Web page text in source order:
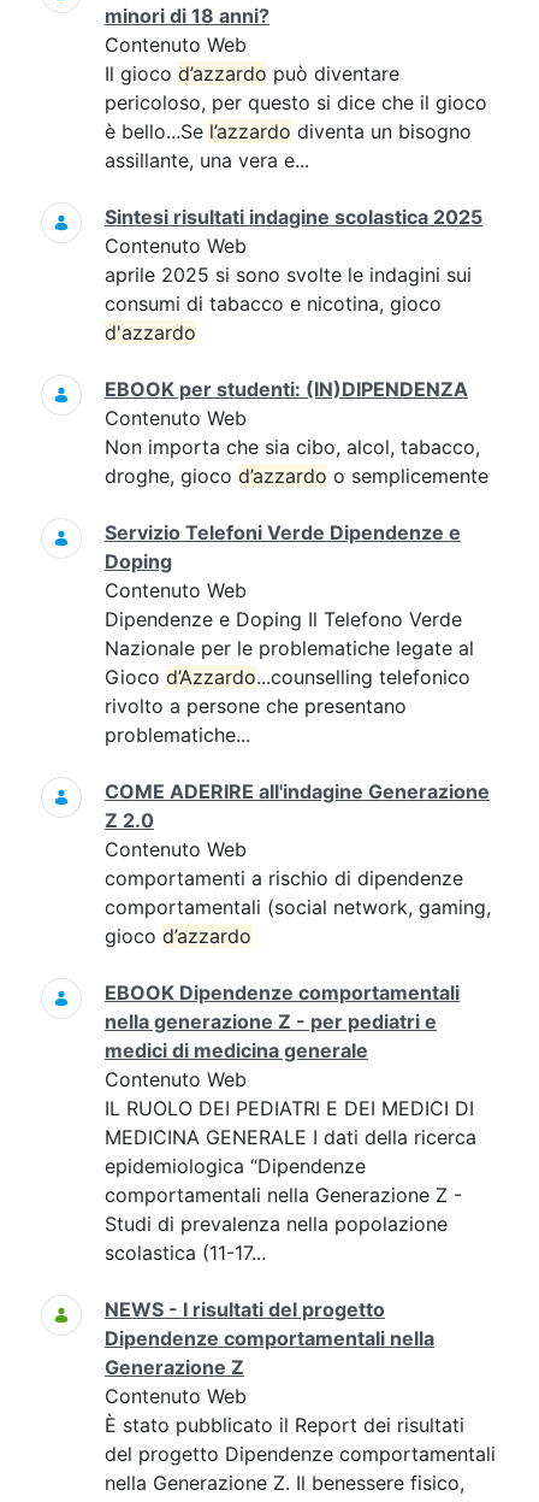
minori di 18 anni?
Contenuto Web
Il gioco d’azzardo può diventare
pericoloso, per questo si dice che il gioco
è bello...Se l’azzardo diventa un bisogno
assillante, una vera e...
Sintesi risultati indagine scolastica 2025
Contenuto Web
aprile 2025 si sono svolte le indagini sui
consumi di tabacco e nicotina, gioco
d'azzardo
EBOOK per studenti: (IN)DIPENDENZA
Contenuto Web
Non importa che sia cibo, alcol, tabacco,
droghe, gioco d’azzardo o semplicemente
Servizio Telefoni Verde Dipendenze e
Doping
Contenuto Web
Dipendenze e Doping Il Telefono Verde
Nazionale per le problematiche legate al
Gioco d’Azzardo...counselling telefonico
rivolto a persone che presentano
problematiche...
COME ADERIRE all'indagine Generazione
Z 2.0
Contenuto Web
comportamenti a rischio di dipendenze
comportamentali (social network, gaming,
gioco d’azzardo
EBOOK Dipendenze comportamentali
nella generazione Z - per pediatri e
medici di medicina generale
Contenuto Web
IL RUOLO DEI PEDIATRI E DEI MEDICI DI
MEDICINA GENERALE I dati della ricerca
epidemiologica “Dipendenze
comportamentali nella Generazione Z -
Studi di prevalenza nella popolazione
scolastica (11-17...
NEWS - I risultati del progetto
Dipendenze comportamentali nella
Generazione Z
Contenuto Web
È stato pubblicato il Report dei risultati
del progetto Dipendenze comportamentali
nella Generazione Z. Il benessere fisico,